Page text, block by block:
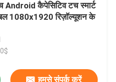
Android कैपेसिटिव टच स्मार्ट
1080x1920 रिज़ॉल्यूशन के
हमसे संपर्क करें